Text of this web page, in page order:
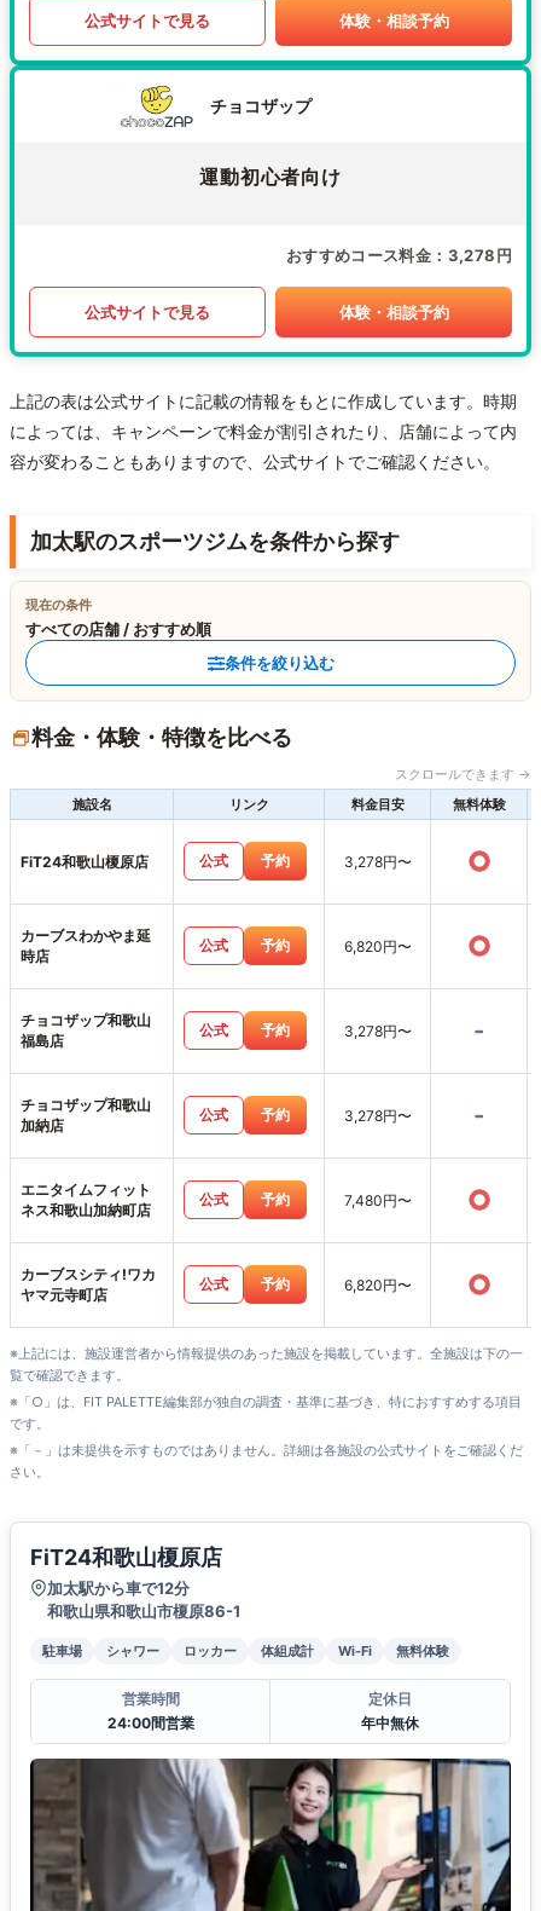
公式サイトで見る 体験・相談予約
チョコザップ
運動初心者向け
おすすめコース料金 3,278円
公式サイトで見る 体験・相談予約
上記の表は公式サイトに記載の情報をもとに作成しています。時期
によっては、キャンペーンで料金が割引されたり、店舗によって内
容が変わることもありますので、公式サイトでご確認ください。
加太駅のスポーツジムを条件から探す
現在の条件
すべての店舗 / おすすめ順
条件を絞り込む
料金・体験・特徴を比べる
スクロールできます →
施設名
リンク 料金目安 無料体験
FiT24和歌山榎原店 公式 予約 3,278円〜 ○
カーブスわかやま延
時店
公式 予約 6,820円〜 ○
チョコザップ和歌山
福島店
公式 予約 3,278円〜 -
チョコザップ和歌山
加納店
公式 予約 3,278円〜 -
エニタイムフィット
ネス和歌山加納町店
公式 予約 7,480円〜 ○
カーブスシティ!ワカ
ヤマ元寺町店
公式 予約 6,820円〜 ○
※上記には、施設運営者から情報提供のあった施設を掲載しています。全施設は下の一
覧で確認できます。
※「○」は、FIT PALETTE編集部が独自の調査・基準に基づき、特におすすめする項目
です。
※「－」は未提供を示すものではありません。詳細は各施設の公式サイトをご確認くだ
さい。
FiT24和歌山榎原店
加太駅から車で12分
和歌山県和歌山市榎原86-1
駐車場 シャワー ロッカー 体組成計 Wi-Fi 無料体験
営業時間
24:00間営業
定休日
年中無休